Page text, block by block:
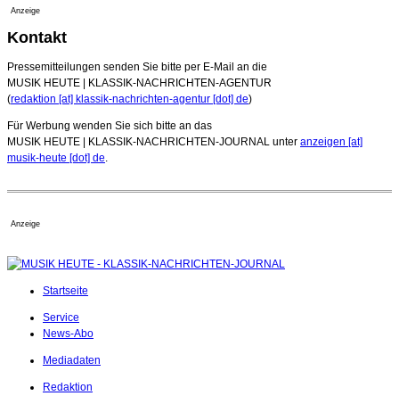
Anzeige
Kontakt
Pressemitteilungen senden Sie bitte per E-Mail an die
MUSIK HEUTE | KLASSIK-NACHRICHTEN-AGENTUR
(redaktion [at] klassik-nachrichten-agentur [dot] de)
Für Werbung wenden Sie sich bitte an das
MUSIK HEUTE | KLASSIK-NACHRICHTEN-JOURNAL unter anzeigen [at]
musik-heute [dot] de.
Anzeige
Startseite
Service
News-Abo
Mediadaten
Redaktion